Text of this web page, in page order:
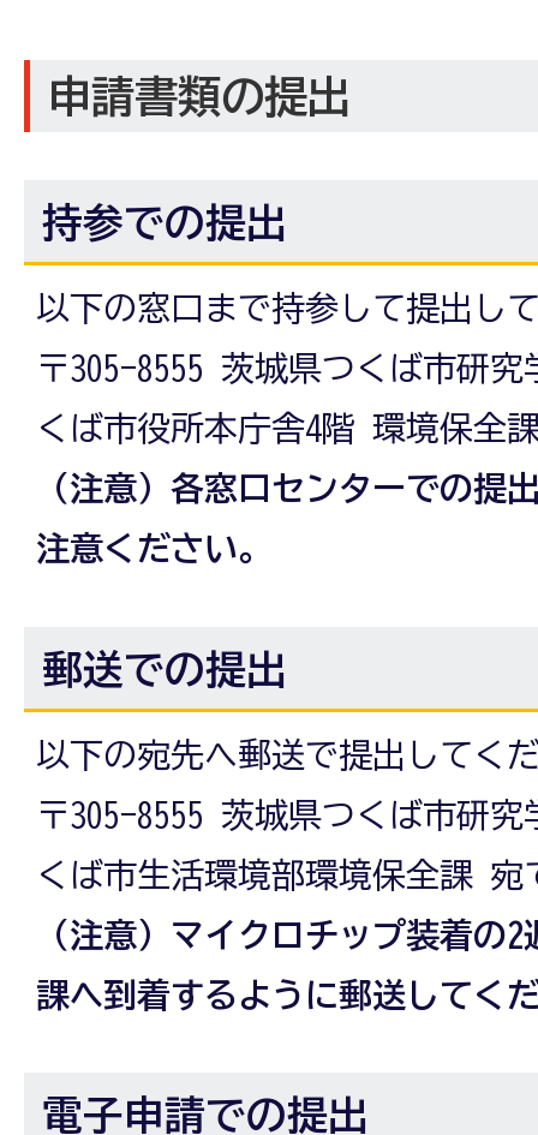
申請書類の提出
持参での提出
以下の窓口まで持参して提出し
〒305-8555 茨城県つくば市研
くば市役所本庁舎4階 環境保全
（注意）各窓口センターでの提
注意ください。
郵送での提出
以下の宛先へ郵送で提出してく
〒305-8555 茨城県つくば市研
くば市生活環境部環境保全課 宛
（注意）マイクロチップ装着の
課へ到着するように郵送してく
電子申請での提出